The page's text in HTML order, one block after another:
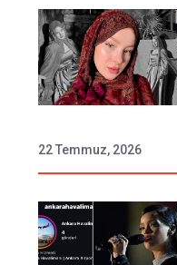
22 Temmuz, 2026